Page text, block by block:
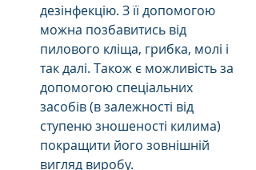
дезінфекцію. З її допомогою
можна позбавитись від
пилового кліща, грибка, молі і
так далі. Також є можливість за
допомогою спеціальних
засобів (в залежності від
ступеню зношеності килима)
покращити його зовнішній
вигляд виробу.